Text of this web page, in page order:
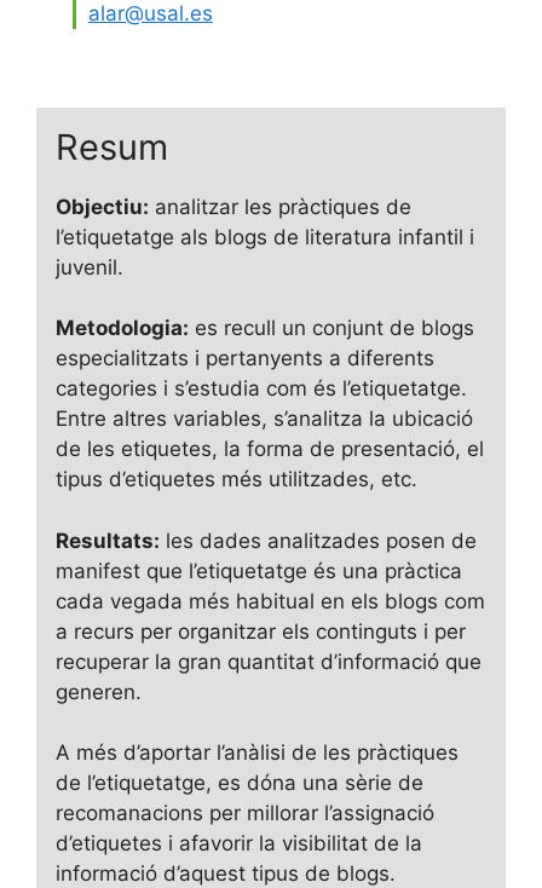
alar@usal.es
Resum
Objectiu: analitzar les pràctiques de
l’etiquetatge als blogs de literatura infantil i
juvenil.
Metodologia: es recull un conjunt de blogs
especialitzats i pertanyents a diferents
categories i s’estudia com és l’etiquetatge.
Entre altres variables, s’analitza la ubicació
de les etiquetes, la forma de presentació, el
tipus d’etiquetes més utilitzades, etc.
Resultats: les dades analitzades posen de
manifest que l’etiquetatge és una pràctica
cada vegada més habitual en els blogs com
a recurs per organitzar els continguts i per
recuperar la gran quantitat d’informació que
generen.
A més d’aportar l’anàlisi de les pràctiques
de l’etiquetatge, es dóna una sèrie de
recomanacions per millorar l’assignació
d’etiquetes i afavorir la visibilitat de la
informació d’aquest tipus de blogs.